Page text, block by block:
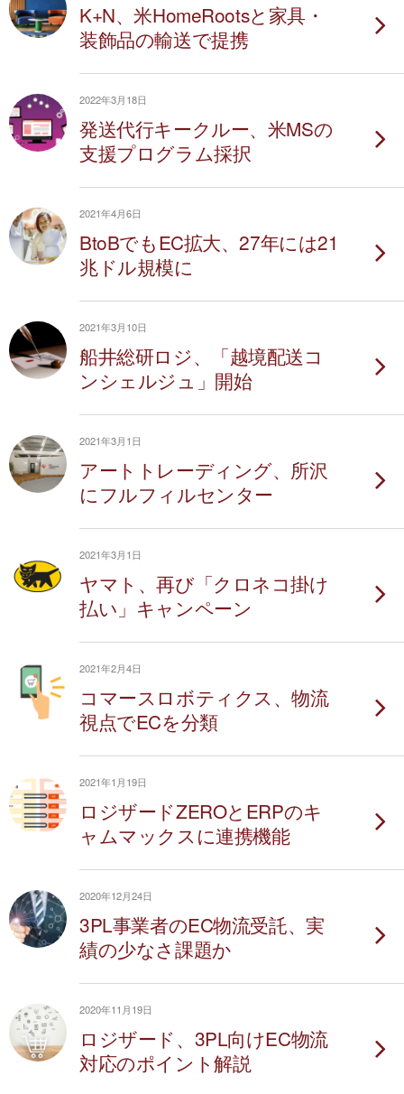
K+N、米HomeRootsと家具・
装飾品の輸送で提携
2022年3月18日
発送代行キークルー、米MSの
支援プログラム採択
2021年4月6日
BtoBでもEC拡大、27年には21
兆ドル規模に
2021年3月10日
船井総研ロジ、「越境配送コ
ンシェルジュ」開始
2021年3月1日
アートトレーディング、所沢
にフルフィルセンター
2021年3月1日
ヤマト、再び「クロネコ掛け
払い」キャンペーン
2021年2月4日
コマースロボティクス、物流
視点でECを分類
2021年1月19日
ロジザードZEROとERPのキ
ャムマックスに連携機能
2020年12月24日
3PL事業者のEC物流受託、実
績の少なさ課題か
2020年11月19日
ロジザード、3PL向けEC物流
対応のポイント解説